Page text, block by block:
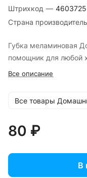
Штрихкод —
Страна производитель
Губка меламиновая
помощник для любой
Все описание
Все товары
80 ₽
В